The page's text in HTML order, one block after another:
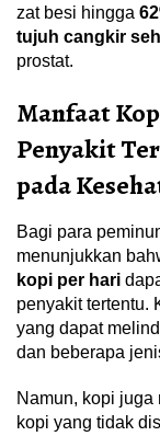
zat besi hingga
tujuh cangkir
prostat.
Manfaat
Penyakit
pada
Bagi para
menunjukkan
kopi per hari
penyakit tertentu.
yang dapat
dan beberapa
Namun, kopi
kopi yang tidak